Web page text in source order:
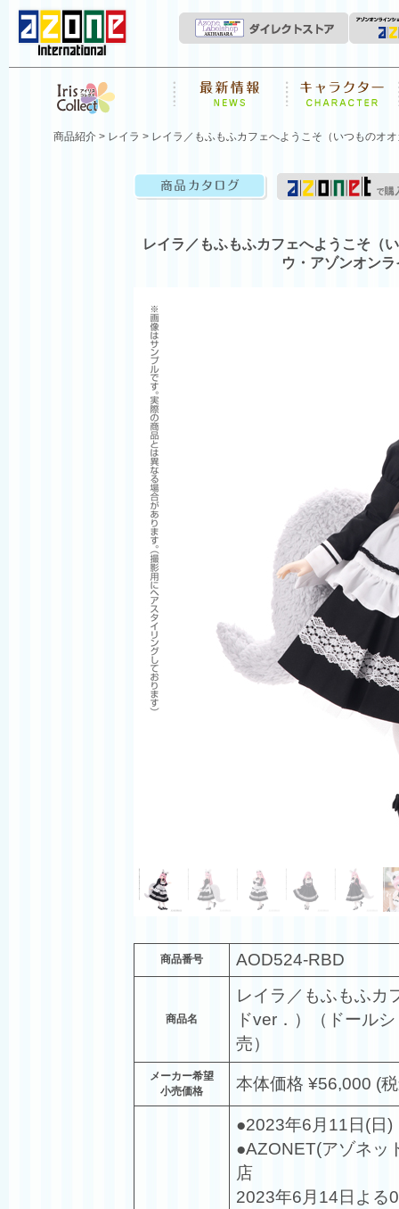
商品紹介 > レイラ > レイラ／もふもふカフェへようこそ（いつものオ
レイラ／もふもふカフェへようこそ（
ウ・アゾンオン
商品番号 AOD524-RBD
商品名
レイラ／もふもふカ
ドver．）（ドール
売）
メーカー希望
小売価格
本体価格 ¥56,000 (
●2023年6月11日(日)
●AZONET(アゾネッ
店
2023年6月14日よる